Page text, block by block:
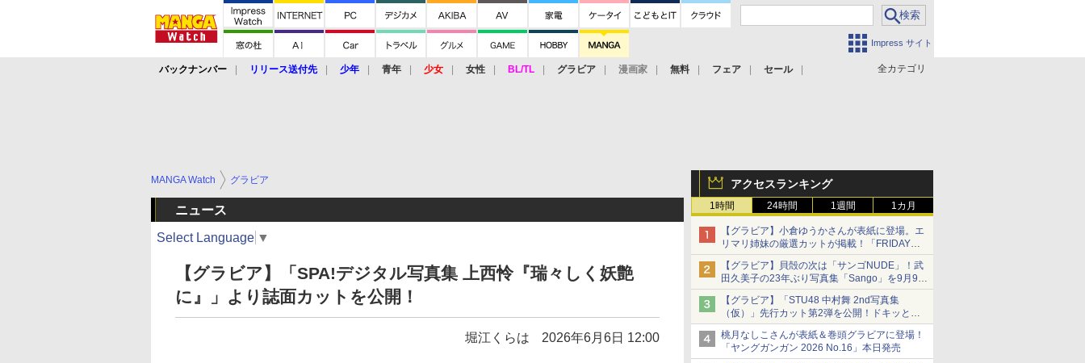
Impress サイト
全カテゴリ
バックナンバー リリース送付先 少年 青年 少女 女性 BL/TL グラビア 漫画家 無料 フェア セール
アクセスランキング
1時間 24時間 1週間 1カ月
【グラビア】小倉ゆうかさんが表紙に登場。エ
リマリ姉妹の厳選カットが掲載！「FRIDAY
2026年8⽉21・28日号」本日発売
【グラビア】貝殻の次は「サンゴNUDE」！武
田久美子の23年ぶり写真集「Sango」を9月9日
に発売
【グラビア】「STU48 中村舞 2nd写真集
（仮）」先行カット第2弾を公開！ドキッとす
るランジェリーカットなど新たな挑戦
桃月なしこさんが表紙＆巻頭グラビアに登場！
「ヤングガンガン 2026 No.16」本日発売
MANGA Watch グラビア
ニュース
Select Language ▼
【グラビア】「SPA!デジタル写真集 上西怜『瑞々しく妖艶
に』」より誌面カットを公開！
堀江くらは 2026年6月6日 12:00